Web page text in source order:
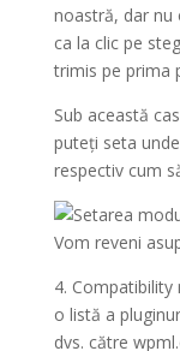
noastră, dar nu
ca la clic pe
trimis pe prima
Sub această
puteți seta
respectiv cum
Vom reveni
4.
o listă a
dvs. către